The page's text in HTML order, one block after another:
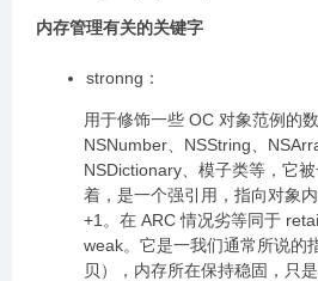
内存管理有关的关键字
stronng：
用于修饰一些 OC 对象范例的
NSNumber、NSString、
NSDictionary、模子类等，它
着，是一个强引用，指向对象
+1。在 ARC 情况劣等同于
weak。它是一我们通常所说的
贝），内存所在保持稳固，只